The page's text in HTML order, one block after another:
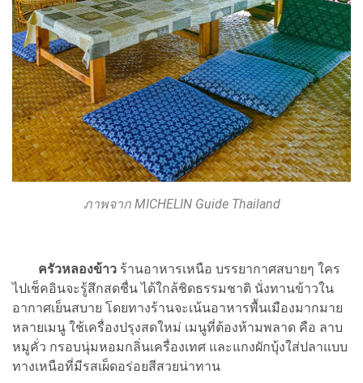
ภาพจาก MICHELIN Guide Thailand
ครัวหลองข้าว ร้านอาหารเหนือ บรรยากาศสบายๆ ใคร
ไปเช็คอินจะรู้สึกสดชื่น ได้ใกล้ชิดธรรมชาติ นั่งทานข้าวใน
อากาศเย็นสบาย โดยทางร้านจะเน้นอาหารพื้นเมืองมากมาย
หลายเมนู ใช้เครื่องปรุงสดใหม่ เมนูที่ต้องห้ามพลาด คือ ลาบ
หมูคั่ว กรอบนุ่มหอมกลิ่นเครื่องเทศ และแกงผักบุ้งใส่ปลาแบบ
ทางเหนือที่มีรสเผ็ดอร่อยสีสวยน่าทาน